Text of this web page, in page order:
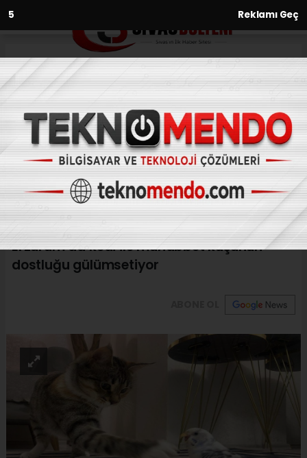
3 Reklamı Geç
Anasayfa Gündem
Erzurum’da kedi ile muhabbet
kuşunun dostluğu
gülümsetiyor
GÜNDEM
(İHA) - İhlas Haber Ajansı | 29.02.2024 - 10:10, Güncelleme:
29.02.2024 - 09:36
Erzurum’da kedi ile muhabbet kuşunun
dostluğu gülümsetiyor